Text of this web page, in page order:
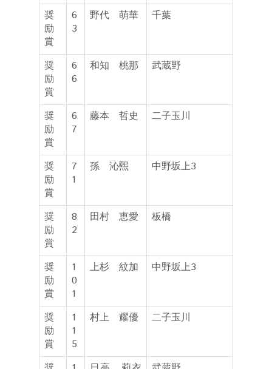
奨
励
賞
6
3
野代 萌華 千葉
奨
励
賞
6
6
和知 桃那 武蔵野
奨
励
賞
6
7
藤本 哲史 二子玉川
奨
励
賞
7
1
孫 沁煕 中野坂上3
奨
励
賞
8
2
田村 恵愛 板橋
奨
励
賞
1
0
1
上杉 紋加 中野坂上3
奨
励
賞
1
1
5
村上 耀優 二子玉川